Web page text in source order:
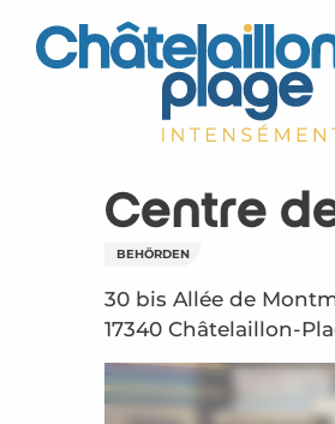
contenu
Centre
BEHÖRDEN
30 bis Allée de
17340 Châtelaillon-